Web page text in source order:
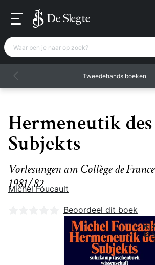
Waar ben je naar op zoek?
Tweedehands boeken
Hermeneutik des
Subjekts
Vorlesungen am Collège de France
1981/82
Michel Foucault
Nog geen beoordelingen
Beoordeel dit boek